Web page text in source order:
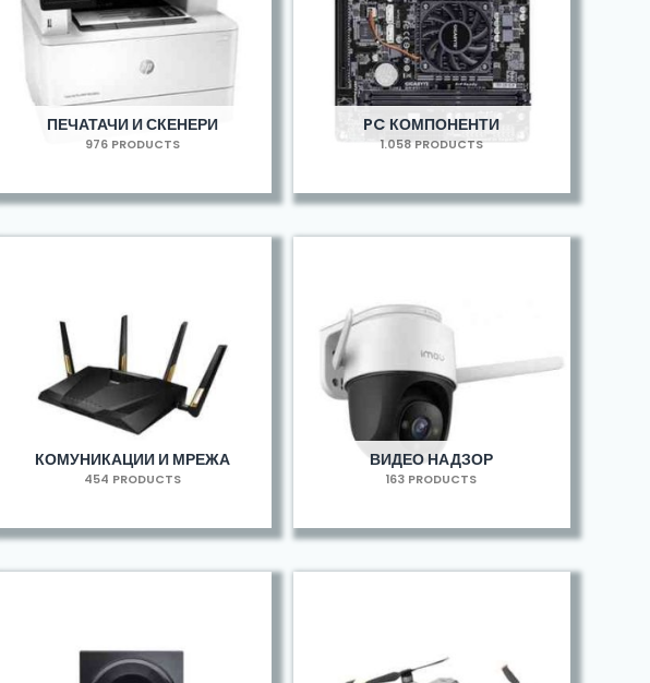
ПЕЧАТАЧИ И СКЕНЕРИ
976 PRODUCTS
PC КОМПОНЕНТИ
1.058 PRODUCTS
КОМУНИКАЦИИ И МРЕЖА
454 PRODUCTS
ВИДЕО НАДЗОР
163 PRODUCTS